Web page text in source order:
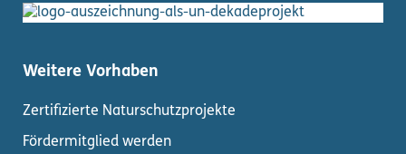
Weitere Vorhaben
Zertifizierte Naturschutzprojekte
Fördermitglied werden